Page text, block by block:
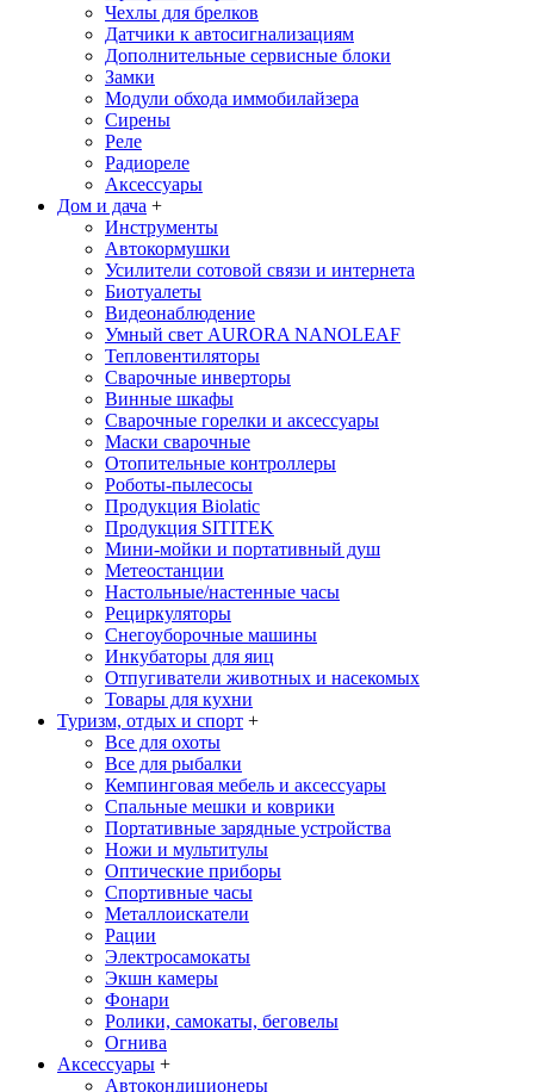
Чехлы для брелков
Датчики к автосигнализациям
Дополнительные сервисные блоки
Замки
Модули обхода иммобилайзера
Сирены
Реле
Радиореле
Аксессуары
Дом и дача +
Инструменты
Автокормушки
Усилители сотовой связи и интернета
Биотуалеты
Видеонаблюдение
Умный свет AURORA NANOLEAF
Тепловентиляторы
Сварочные инверторы
Винные шкафы
Сварочные горелки и аксессуары
Маски сварочные
Отопительные контроллеры
Роботы-пылесосы
Продукция Biolatic
Продукция SITITEK
Мини-мойки и портативный душ
Метеостанции
Настольные/настенные часы
Рециркуляторы
Снегоуборочные машины
Инкубаторы для яиц
Отпугиватели животных и насекомых
Товары для кухни
Туризм, отдых и спорт +
Все для охоты
Все для рыбалки
Кемпинговая мебель и аксессуары
Спальные мешки и коврики
Портативные зарядные устройства
Ножи и мультитулы
Оптические приборы
Спортивные часы
Металлоискатели
Рации
Электросамокаты
Экшн камеры
Фонари
Ролики, самокаты, беговелы
Огнива
Аксессуары +
Автокондиционеры